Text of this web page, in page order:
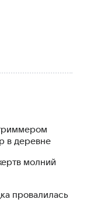
в деревне
молний
провалилась